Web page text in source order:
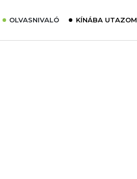
OLVASNIVALÓ KÍNÁBA UTAZOM